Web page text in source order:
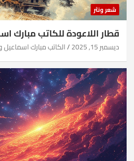
شعر ونثر
قطار اللاعودة للكاتب مبارك
ديسمبر 15, 2025 الكاتب مبارك